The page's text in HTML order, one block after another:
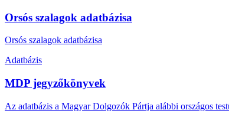
Orsós szalagok adatbázisa
Orsós szalagok adatbázisa
Adatbázis
MDP jegyzőkönyvek
Az adatbázis a Magyar Dolgozók Pártja alábbi országos